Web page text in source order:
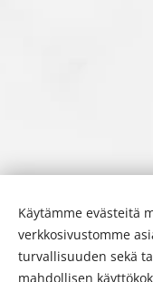
Käytämme evästeitä
verkkosivustomme
turvallisuuden sekä
mahdollisen